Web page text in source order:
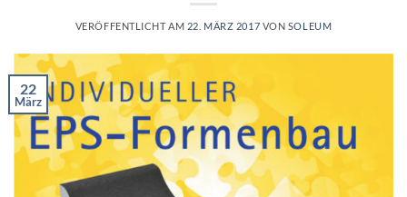
VERÖFFENTLICHT AM 22. MÄRZ 2017 VON SOLEUM
22
März